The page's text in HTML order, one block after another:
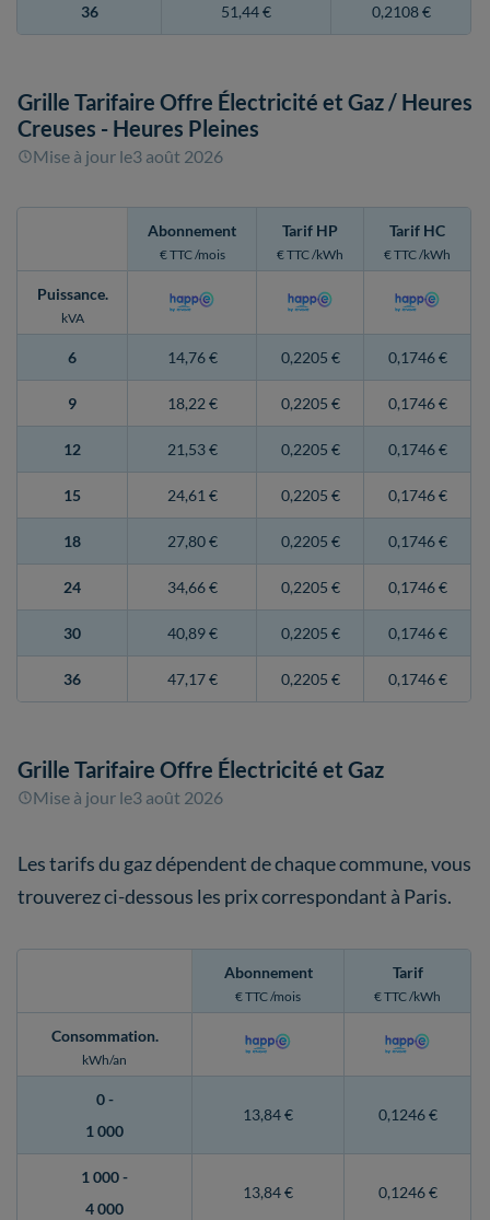
36 51,44 € 0,2108 €
Grille Tarifaire Offre Électricité et Gaz/ Heures
Creuses - Heures Pleines
Mise à jour le3 août 2026
Abonnement
€ TTC /mois
Tarif HP
€ TTC /kWh
Tarif HC
€ TTC /kWh
Puissance.
kVA
6 14,76 € 0,2205 € 0,1746 €
9 18,22 € 0,2205 € 0,1746 €
12 21,53 € 0,2205 € 0,1746 €
15 24,61 € 0,2205 € 0,1746 €
18 27,80 € 0,2205 € 0,1746 €
24 34,66 € 0,2205 € 0,1746 €
30 40,89 € 0,2205 € 0,1746 €
36 47,17 € 0,2205 € 0,1746 €
Grille Tarifaire Offre Électricité et Gaz
Mise à jour le3 août 2026
Les tarifs du gaz dépendent de chaque commune, vous
trouverez ci-dessous les prix correspondant à Paris.
Abonnement
€ TTC /mois
Tarif
€ TTC /kWh
Consommation.
kWh/an
0 -
1 000
13,84 € 0,1246 €
1 000 -
4 000
13,84 € 0,1246 €